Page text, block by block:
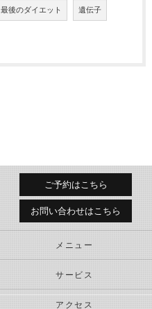
最後のダイエット 遺伝子
ご予約はこちら
お問い合わせはこちら
メニュー
サービス
アクセス